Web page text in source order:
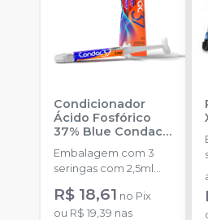
Condicionador
Ácido Fosfórico
37% Blue Condac-
FGM
Embalagem com 3
seringas com 2,5ml
cada uma e 3
ponteiras para
aplicação.
R$ 18,61 no Pix
ou R$ 19,39 nas